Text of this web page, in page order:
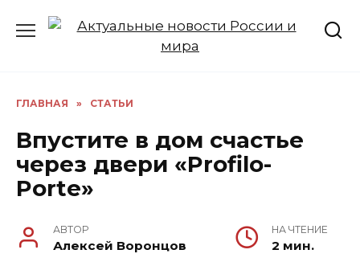
ГЛАВНАЯ » СТАТЬИ
Впустите в дом счастье
через двери «Profilo-
Porte»
АВТОР
Алексей Воронцов
НА ЧТЕНИЕ
2 мин.